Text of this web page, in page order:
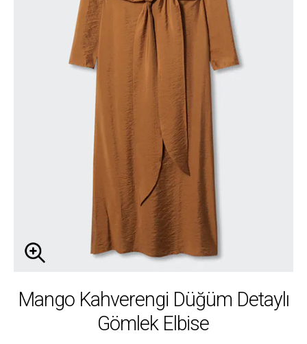
Mango Kahverengi Düğüm Detaylı
Gömlek Elbise